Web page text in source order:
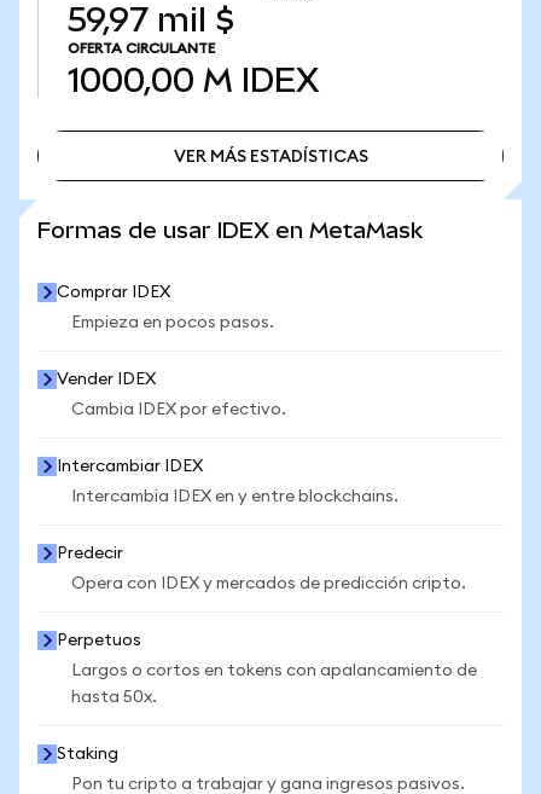
59,97 mil $
OFERTA CIRCULANTE
1000,00 M IDEX
VER MÁS ESTADÍSTICAS
Formas de usar IDEX en MetaMask
Comprar IDEX
Empieza en pocos pasos.
Vender IDEX
Cambia IDEX por efectivo.
Intercambiar IDEX
Intercambia IDEX en y entre blockchains.
Predecir
Opera con IDEX y mercados de predicción cripto.
Perpetuos
Largos o cortos en tokens con apalancamiento de
hasta 50x.
Staking
Pon tu cripto a trabajar y gana ingresos pasivos.